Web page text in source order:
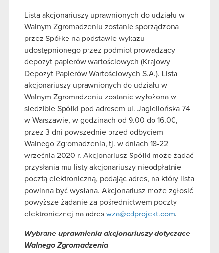
Lista akcjonariuszy uprawnionych do udziału w
Walnym Zgromadzeniu zostanie sporządzona
przez Spółkę na podstawie wykazu
udostępnionego przez podmiot prowadzący
depozyt papierów wartościowych (Krajowy
Depozyt Papierów Wartościowych S.A.). Lista
akcjonariuszy uprawnionych do udziału w
Walnym Zgromadzeniu zostanie wyłożona w
siedzibie Spółki pod adresem ul. Jagiellońska 74
w Warszawie, w godzinach od 9.00 do 16.00,
przez 3 dni powszednie przed odbyciem
Walnego Zgromadzenia, tj. w dniach 18-22
września 2020 r. Akcjonariusz Spółki może żądać
przysłania mu listy akcjonariuszy nieodpłatnie
pocztą elektroniczną, podając adres, na który lista
powinna być wysłana. Akcjonariusz może zgłosić
powyższe żądanie za pośrednictwem poczty
elektronicznej na adres wza@cdprojekt.com.
Wybrane uprawnienia akcjonariuszy dotyczące
Walnego Zgromadzenia